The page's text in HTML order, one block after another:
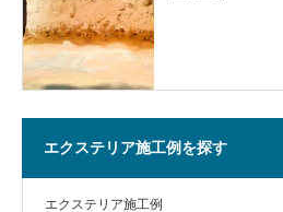
エクステリア施工例を探す
エクステリア施工例